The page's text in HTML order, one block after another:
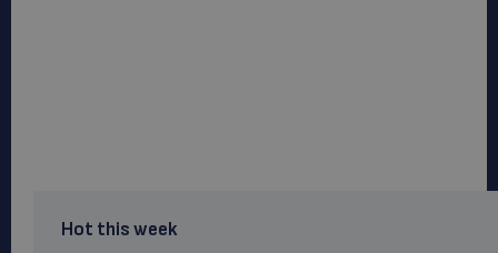
Hot this week